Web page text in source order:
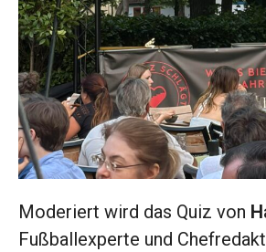
Moderiert wird das Quiz von
Fußballexperte und